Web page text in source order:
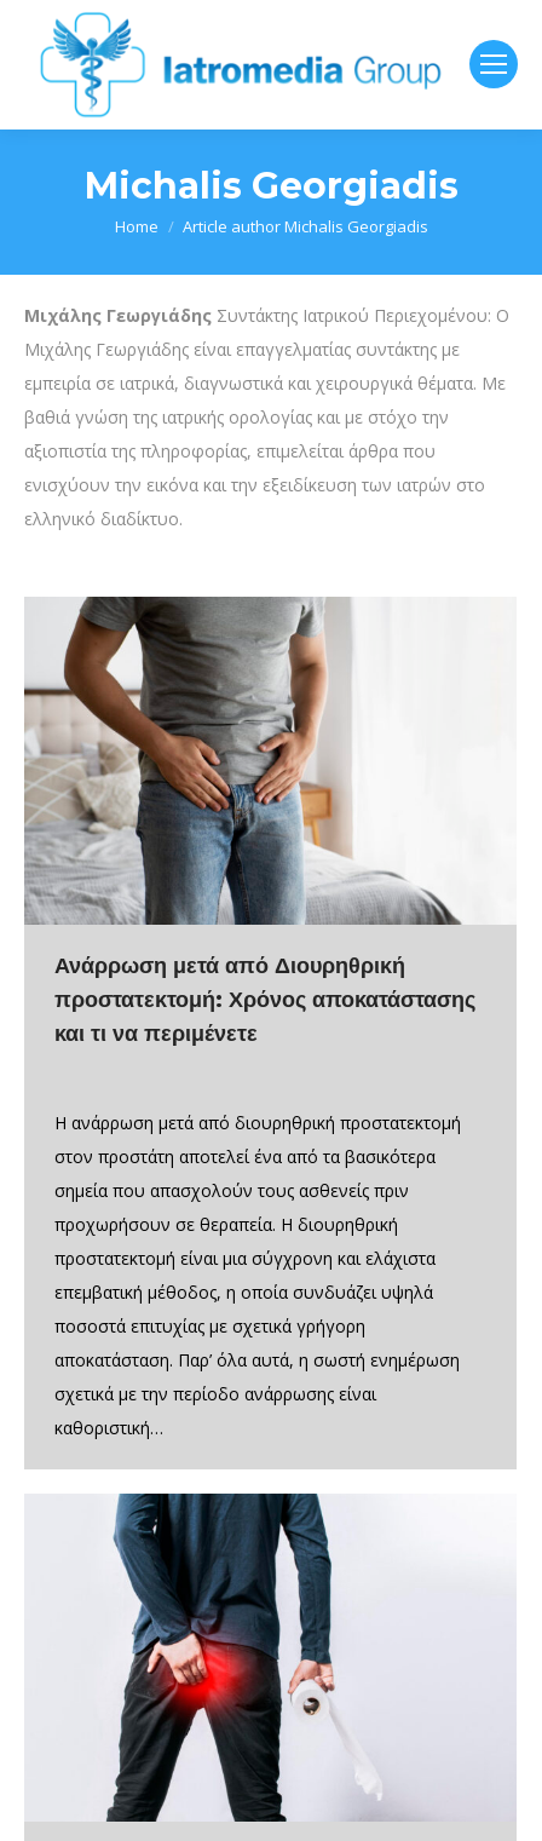
Michalis Georgiadis
You are here:
Home Article author Michalis Georgiadis
Μιχάλης Γεωργιάδης Συντάκτης Ιατρικού Περιεχομένου: Ο
Μιχάλης Γεωργιάδης είναι επαγγελματίας συντάκτης με
εμπειρία σε ιατρικά, διαγνωστικά και χειρουργικά θέματα. Με
βαθιά γνώση της ιατρικής ορολογίας και με στόχο την
αξιοπιστία της πληροφορίας, επιμελείται άρθρα που
ενισχύουν την εικόνα και την εξειδίκευση των ιατρών στο
ελληνικό διαδίκτυο.
Ανάρρωση μετά από Διουρηθρική
προστατεκτομή: Χρόνος αποκατάστασης
και τι να περιμένετε
Η ανάρρωση μετά από διουρηθρική προστατεκτομή
στον προστάτη αποτελεί ένα από τα βασικότερα
σημεία που απασχολούν τους ασθενείς πριν
προχωρήσουν σε θεραπεία. Η διουρηθρική
προστατεκτομή είναι μια σύγχρονη και ελάχιστα
επεμβατική μέθοδος, η οποία συνδυάζει υψηλά
ποσοστά επιτυχίας με σχετικά γρήγορη
αποκατάσταση. Παρ’ όλα αυτά, η σωστή ενημέρωση
σχετικά με την περίοδο ανάρρωσης είναι
καθοριστική…